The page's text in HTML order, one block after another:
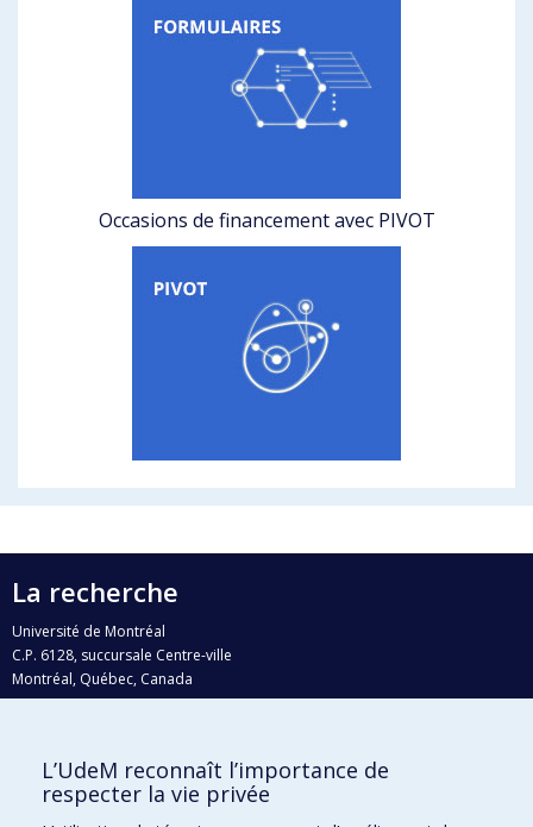
Occasions de financement avec PIVOT
La recherche
Université de Montréal
C.P. 6128, succursale Centre-ville
Montréal, Québec, Canada
H3C 3J7
Qui fait quoi?
L’UdeM reconnaît l’importance de
respecter la vie privée